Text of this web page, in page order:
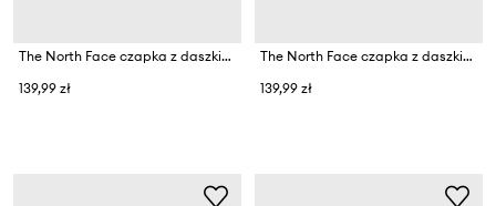
The North Face czapka z daszkiem Norm Hat
139,99 zł
The North Face czapka z daszkiem
139,99 zł